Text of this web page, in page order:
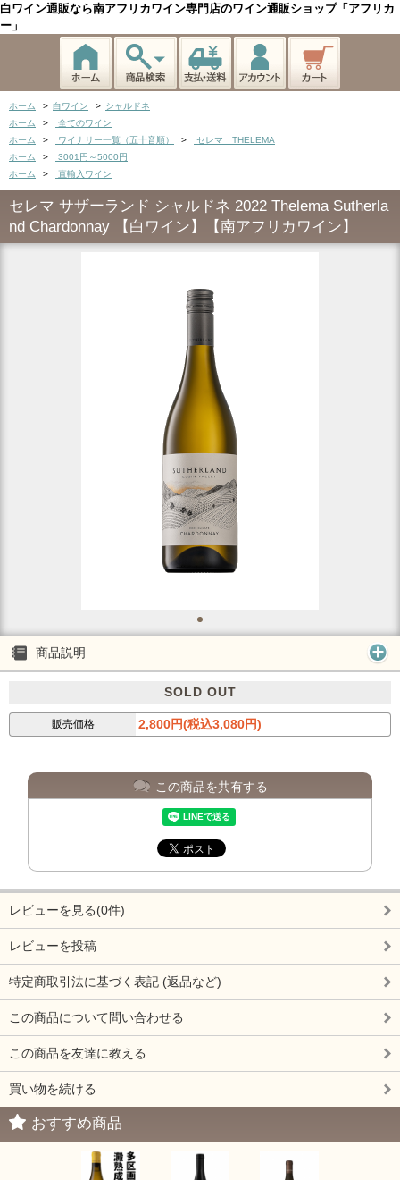
白ワイン通販なら南アフリカワイン専門店のワイン通販ショップ「アフリカ
ー」
ホーム > 白ワイン > シャルドネ
ホーム
>
全てのワイン
ホーム
> ワイナリー一覧（五十音順） >
セレマ THELEMA
ホーム
>
3001円～5000円
ホーム
> 直輸入ワイン
セレマ サザーランド シャルドネ 2022 Thelema Sutherla
nd Chardonnay 【白ワイン】【南アフリカワイン】
商品説明
SOLD OUT
販売価格 2,800円(税込3,080円)
この商品を共有する
レビューを見る(0件)
レビューを投稿
特定商取引法に基づく表記 (返品など)
この商品について問い合わせる
この商品を友達に教える
買い物を続ける
おすすめ商品